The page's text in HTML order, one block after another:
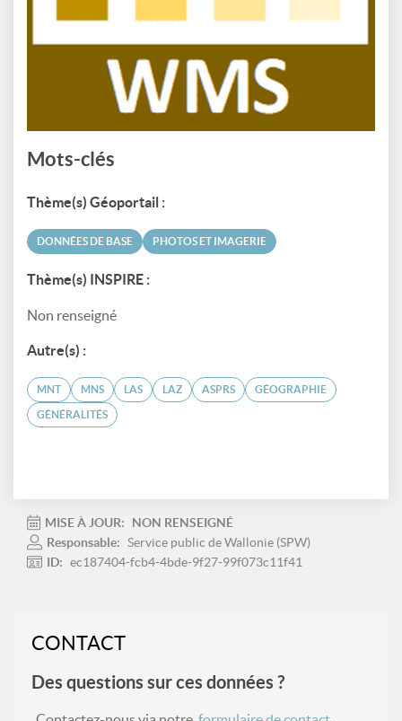
Mots-clés
Thème(s) Géoportail :
DONNÉES DE BASE PHOTOS ET IMAGERIE
Thème(s) INSPIRE :
Non renseigné
Autre(s) :
MNT MNS LAS LAZ ASPRS GÉOGRAPHIE
GÉNÉRALITÉS
MISE À JOUR:
NON RENSEIGNÉ
Responsable: Service public de Wallonie (SPW)
ID: ec187404-fcb4-4bde-9f27-99f073c11f41
CONTACT
Des questions sur ces données ?